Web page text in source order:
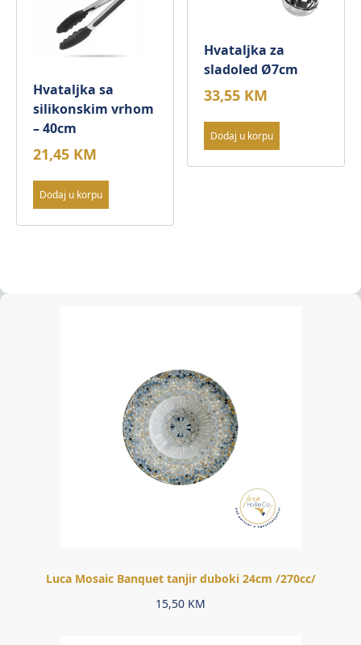
Hvataljka sa
silikonskim vrhom
– 40cm
21,45 KM
Dodaj u korpu
Hvataljka za
sladoled Ø7cm
33,55 KM
Dodaj u korpu
Luca Mosaic Banquet tanjir duboki 24cm /270cc/
15,50 KM